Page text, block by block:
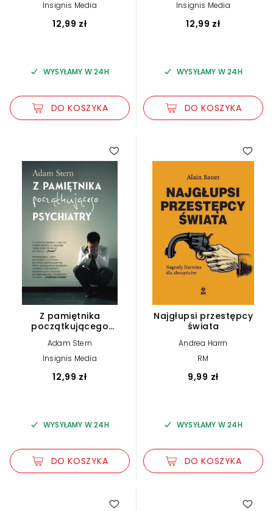
Insignis Media
12,99 zł
WYSYŁAMY W 24H
DO KOSZYKA
Insignis Media
12,99 zł
WYSYŁAMY W 24H
DO KOSZYKA
5.00
Z pamiętnika
początkującego
Adam Stern
Insignis Media
12,99 zł
WYSYŁAMY W 24H
DO KOSZYKA
Najgłupsi przestępcy
świata
Andrea Harrn
RM
9,99 zł
WYSYŁAMY W 24H
DO KOSZYKA